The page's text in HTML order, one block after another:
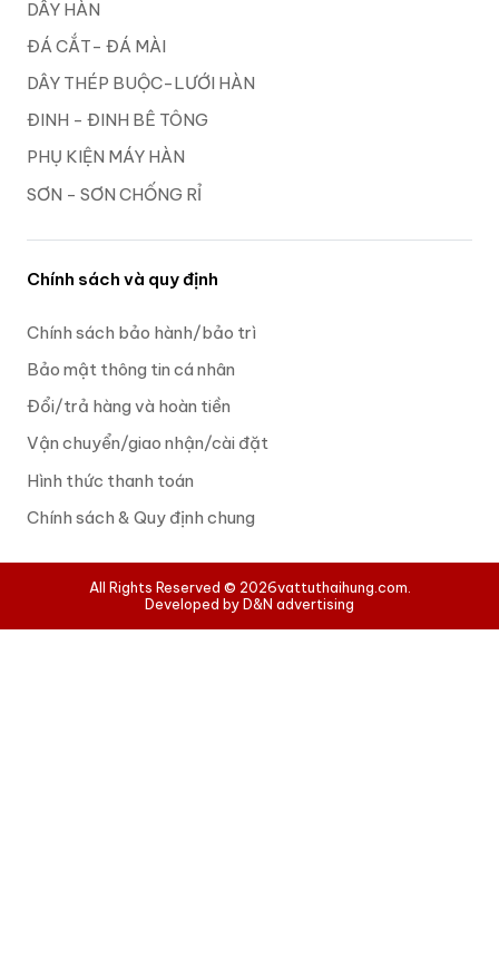
DÂY HÀN
ĐÁ CẮT- ĐÁ MÀI
DÂY THÉP BUỘC-LƯỚI HÀN
ĐINH - ĐINH BÊ TÔNG
PHỤ KIỆN MÁY HÀN
SƠN - SƠN CHỐNG RỈ
Chính sách và quy định
Chính sách bảo hành/bảo trì
Bảo mật thông tin cá nhân
Đổi/trả hàng và hoàn tiền
Vận chuyển/giao nhận/cài đặt
Hình thức thanh toán
Chính sách & Quy định chung
All Rights Reserved © 2026vattuthaihung.com.
Developed by D&N advertising